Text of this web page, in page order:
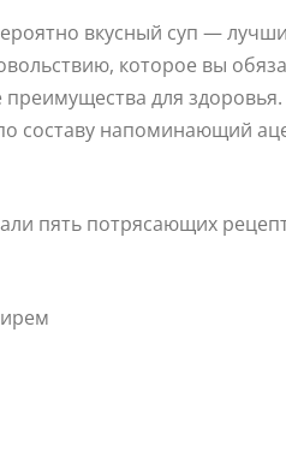
вкусный суп —
которое вы
для
составу напоминающий
пять потрясающих